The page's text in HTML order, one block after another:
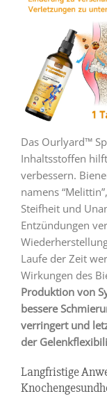
Das Ourlyard™
Inhaltsstoffen
verbessern.
namens
Steifheit und
Entzündungen
Laufe der Zeit
Wirkungen des
Produktion von
bessere
verringert und
der
Langfristige